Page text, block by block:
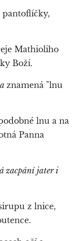
pantoflíčky,
Mathioliho
Boží.
znamená "lnu
lnu a na
Panna
zacpání jater i
z lnice,